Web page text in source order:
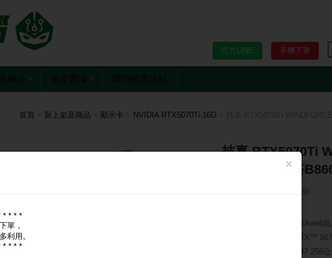
手機下單
官方LINE
首頁 新上架及商品 顯示卡 NVIDIA RTX5070Ti-16G
技嘉 RTX5070Ti
SFF 16G 限搭
2497MHz/31cm/三風扇
採用 NVIDIA Blackwell
採用 GeForce RTX™
內建16GB GDDR7 256
×
* * * *
單，
利用。
* * * *